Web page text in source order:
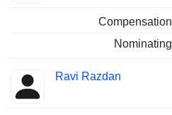
Ravi Razdan